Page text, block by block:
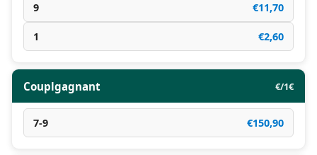
9 €11,70
1 €2,60
Couplgagnant €/1€
7-9 €150,90